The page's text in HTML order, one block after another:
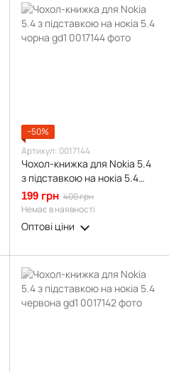
−50%
Артикул: 0017144
Чохол-книжка для Nokia 5.4
з підставкою на нокіа 5.4
чорна gd1
199 грн 400 грн
Немає в наявності
Оптові ціни